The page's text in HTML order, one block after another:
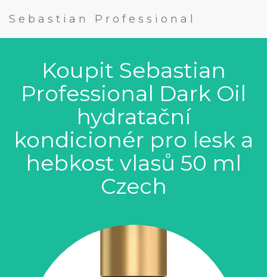
Sebastian Professional
Koupit Sebastian
Professional Dark Oil
hydratační
kondicionér pro lesk a
hebkost vlasů 50 ml
Czech